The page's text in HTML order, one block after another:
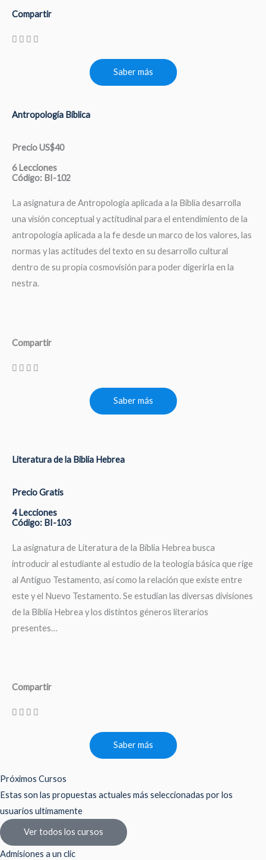
Compartir
Saber más
Antropología Bíblica
Precio US$40
6 Lecciones
Código: BI-102
La asignatura de Antropología aplicada a la Biblia desarrolla
una visión conceptual y actitudinal para el entendimiento de la
antropología aplicada a la fe desde un marco de los valores, las
normas y las actitudes del texto en su desarrollo cultural
dentro de su propia cosmovisión para poder digerirla en la
nestra.
Compartir
Saber más
Literatura de la Biblia Hebrea
Precio Gratis
4 Lecciones
Código: BI-103
La asignatura de Literatura de la Biblia Hebrea busca
introducir al estudiante al estudio de la teología básica que rige
al Antiguo Testamento, así como la relación que existe entre
este y el Nuevo Testamento. Se estudian las diversas divisiones
de la Biblia Hebrea y los distintos géneros literarios
presentes…
Compartir
Saber más
Próximos Cursos
Estas son las propuestas actuales más seleccionadas por los
usuarios ultimamente
Ver todos los cursos
Admisiones a un clic